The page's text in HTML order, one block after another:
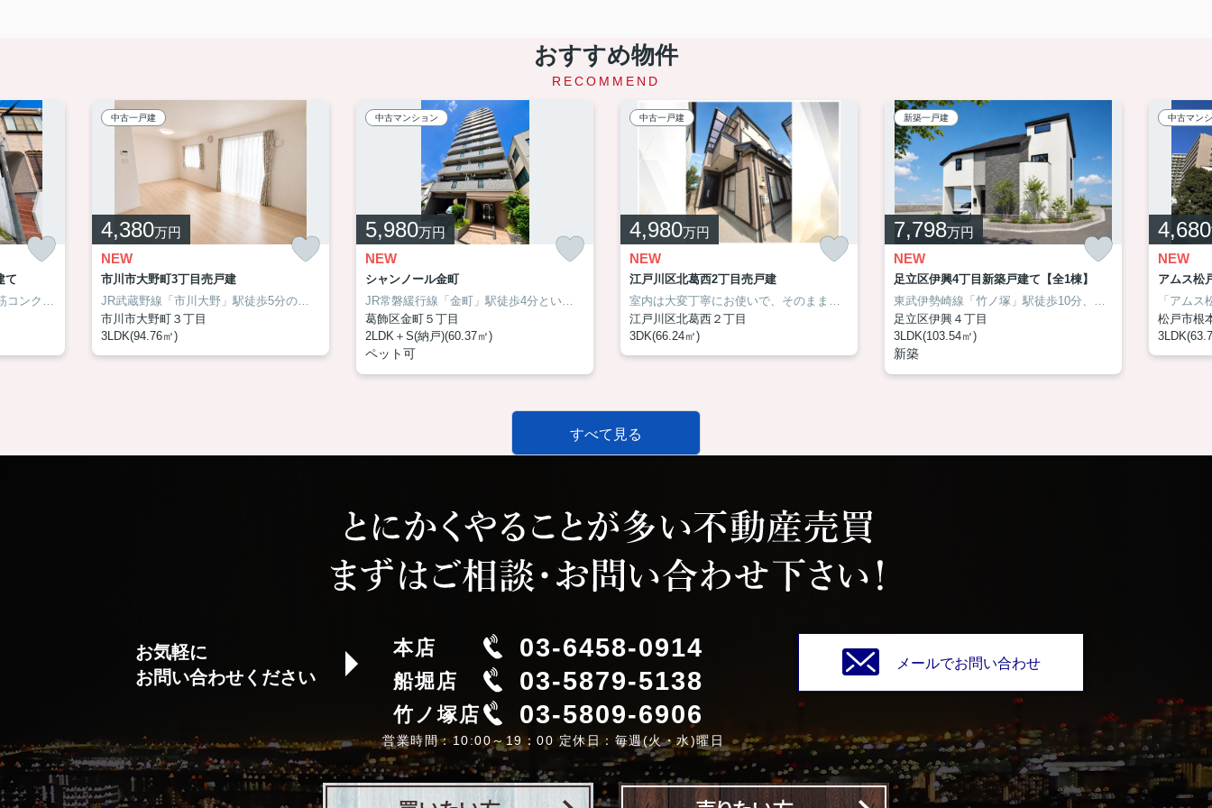
おすすめ物件
RECOMMEND
の窓に遮音性能のある二重サッシが完備されています♪松戸でお住まいをお探しの方はぜひ一度ご覧ください♬ 不動産のことでお悩みでしたら、アサイホームにお任せを♪お合わせ先は03-6458-0914です。
て
葛西駅徒歩8分の利便性と、鉄筋コンクリート造がもたらす確かな安心を兼ね備えた住まいになります！ 通勤・通学や毎日のお買い物が快適なのはもちろん、昨今注目される地震への備えという面でも心強い構造です。新規リフォームにより室内も気持ちよく生まれ変わり、便利さ・安心・快適さをバランス良く備えた、これから長く暮らしたいご家族におすすめの一邸です。！本物件の魅力をぜひ現地でご体感ください！
中古一戸建
4,380万円
NEW
市川市大野町3丁目売戸建
JR武蔵野線「市川大野」駅徒歩5分の好立地！築4年の築浅住宅！太陽光発電＆蓄電システムを備え、毎月の光熱費を抑えながら、もしもの災害時にも安心できるお住まいです！約17.5帖のLDKは家族が自然と集まる開放的な空間。駅近の利便性と省エネ性能、そして築浅ならではの美しさを兼ね備えた一邸です。詳細はお気軽にアサイホームまでお問い合わせください！ →→→ 03-6458-0914
市川市大野町３丁目
3LDK(94.76㎡)
中古マンション
5,980万円
NEW
シャンノール金町
JR常磐緩行線「金町」駅徒歩4分という高い利便性に加え、資産価値が期待しやすい駅近ロケーション。5階の開放感と心地よい採光、フルリノベーションによる新築のような快適さが、毎日の暮らしをワンランク上へ導きます。ペットと一緒に暮らせる住まいだから、大切な家族との時間もより豊かになります。住み心地と将来性を兼ね備えた、長く愛せる一邸です！ぜひ現地で住み心地をご体感ください！お気軽にお問い合わせください！
葛飾区金町５丁目
2LDK＋S(納戸)(60.37㎡)
ペット可
中古一戸建
4,980万円
NEW
江戸川区北葛西2丁目売戸建
室内は大変丁寧にお使いで、そのままでも気持ちよく新生活を始められる住まいです。ゆとりあるワイドなシステムキッチンは毎日の家事を快適にし、収納力のあるグルニエや使い勝手の良い和室、広々とした玄関など、暮らしやすさを考えた間取りも魅力。教育施設や買物施設、公園が徒歩圏に揃い、家族みんなが心地よく暮らせる住環境です。将来的にはお好みに合わせたリフォームも楽しめる一邸です。
江戸川区北葛西２丁目
3DK(66.24㎡)
新築一戸建
7,798万円
NEW
足立区伊興4丁目新築戸建て【全1棟】
東武伊勢崎線「竹ノ塚」駅徒歩10分、開放感あふれる南西角地に誕生する太陽光発電搭載のエコ住宅！省エネ性能と経済性を兼ね備えた住まいです。吹き抜け天井が生み出す明るく伸びやかなLDKに加え、ロフトやウォークインクローゼット、シューズインクローゼットなど豊富な収納を備え、住空間をすっきり広々と活用できます。まずはアサイホーム【03-6458-0914】までお気軽にお問合せ下さい！
足立区伊興４丁目
3LDK(103.54㎡)
新築
中古マン
4,680
NEW
アムス松
松戸市根
すべて見る
お気軽に
お問い合わせください
本店 03-6458-0914
船堀店 03-5879-5138
竹ノ塚店 03-5809-6906
営業時間：10:00～19：00 定休日：毎週(火・水)曜日
メールでお問い合わせ